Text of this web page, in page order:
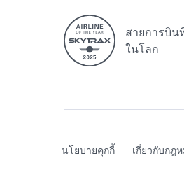
สายการบิน
ในโลก
นโยบายคุกกี้ เกี่ยวกับกฎ